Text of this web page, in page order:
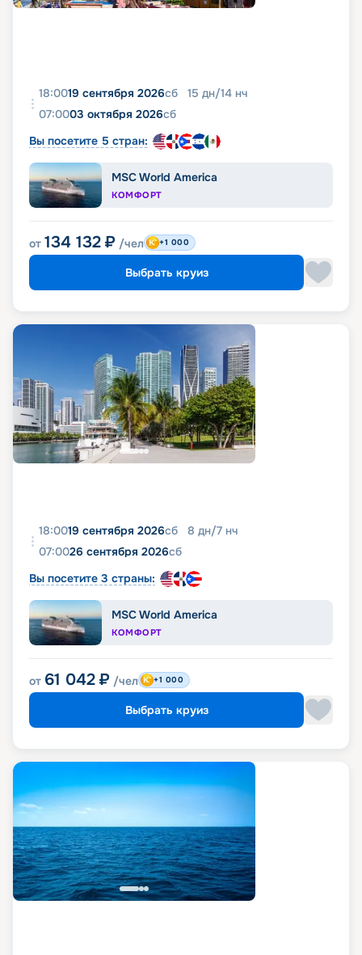
18:0019 сентября 2026сб 15 дн/14 нч
07:0003 октября 2026сб
Вы посетите 5 стран:
MSC World America
КОМФОРТ
от 134 132 ₽ /чел +1 000
Выбрать круиз
18:0019 сентября 2026сб 8 дн/7 нч
07:0026 сентября 2026сб
Вы посетите 3 страны:
MSC World America
КОМФОРТ
от 61 042 ₽ /чел +1 000
Выбрать круиз